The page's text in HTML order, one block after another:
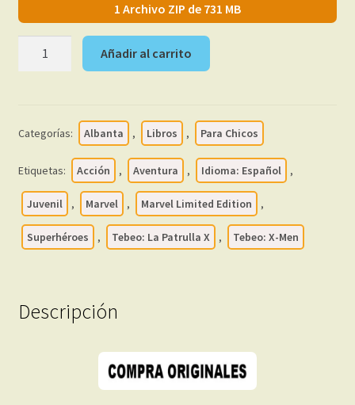
1 Archivo ZIP de 731 MB
Men
2006
-
Biblioteca
Colección
Completa
Añadir al carrito
Categorías: Albanta , Libros , Para Chicos
Etiquetas: Acción , Aventura , Idioma: Español ,
Juvenil , Marvel , Marvel Limited Edition ,
Superhéroes , Tebeo: La Patrulla X , Tebeo: X-Men
Descripción